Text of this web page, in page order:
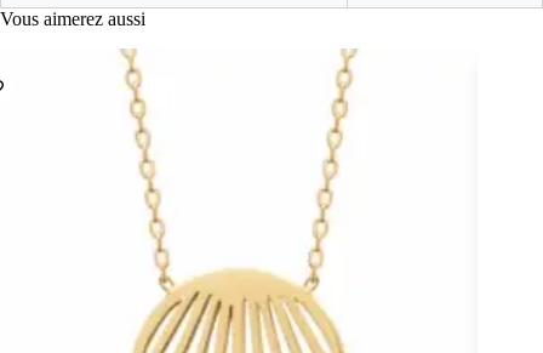
Vous aimerez aussi